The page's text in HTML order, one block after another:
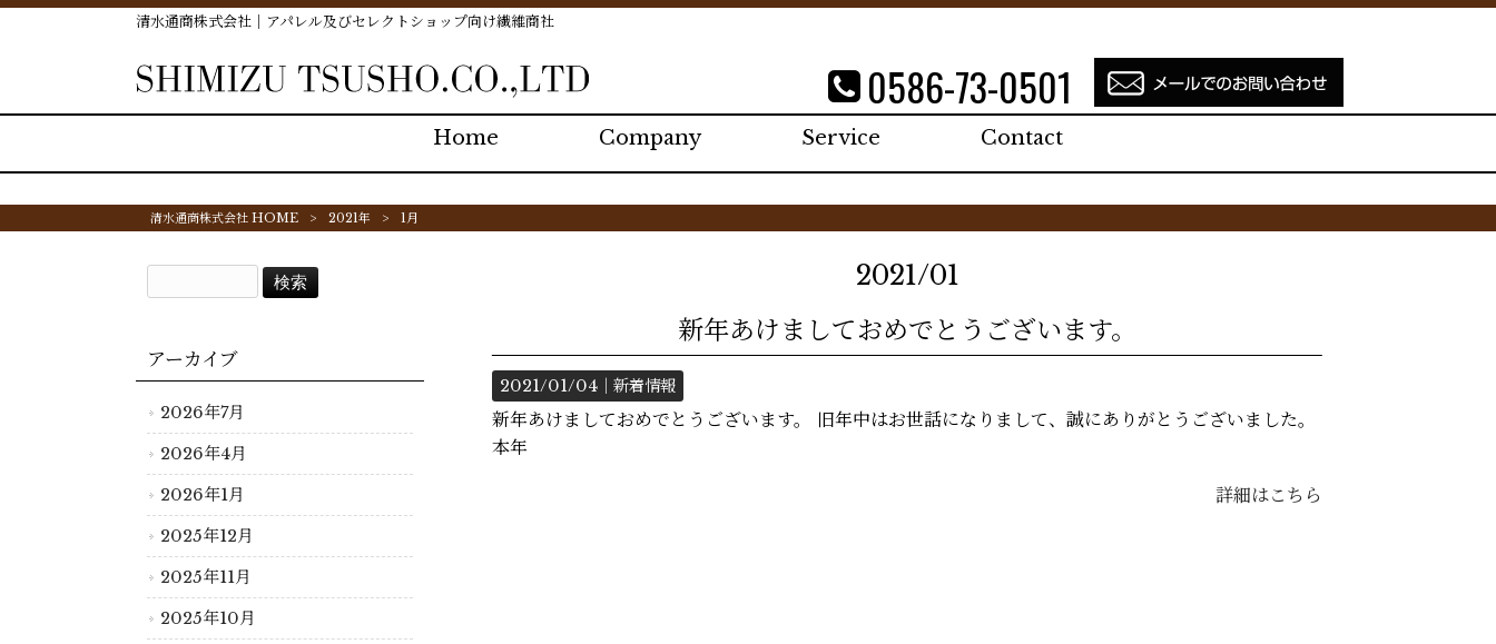
清水通商株式会社｜アパレル及びセレクトショップ向け繊維商社
0586-73-0501
Home Company Service Contact
清水通商株式会社 HOME > 2021年 > 1月
2021/01
新年あけましておめでとうございます。
2021/01/04｜ 新着情報
新年あけましておめでとうございます。 旧年中はお世話になりまして、誠にありがとうございました。
本年
詳細はこちら
アーカイブ
2026年7月
2026年4月
2026年1月
2025年12月
2025年11月
2025年10月